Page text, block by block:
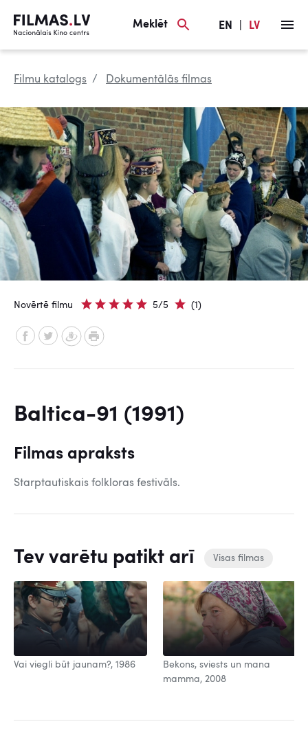
Meklēt EN LV
Filmu katalogs Dokumentālās filmas
Novērtē filmu 5/5 (1)
Baltica-91 (1991)
Filmas apraksts
Starptautiskais folkloras festivāls.
Tev varētu patikt arī Visas filmas
Vai viegli būt jaunam?, 1986
Bekons, sviests un mana
mamma, 2008